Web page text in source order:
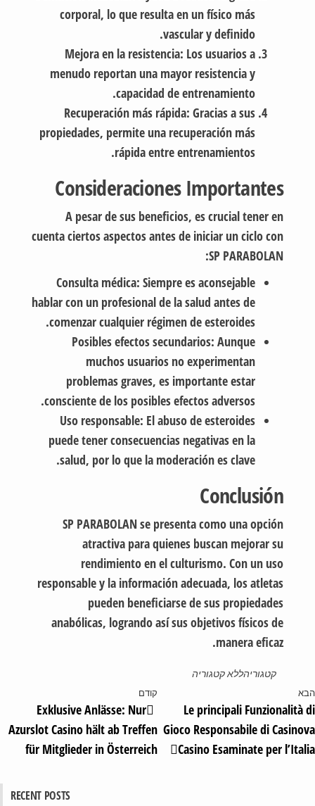
corporal, lo que resulta en un físico más
vascular y definido.
Mejora en la resistencia: Los usuarios a
menudo reportan una mayor resistencia y
capacidad de entrenamiento.
Recuperación más rápida: Gracias a sus
propiedades, permite una recuperación más
rápida entre entrenamientos.
Consideraciones Importantes
A pesar de sus beneficios, es crucial tener en
cuenta ciertos aspectos antes de iniciar un ciclo con
SP PARABOLAN:
Consulta médica: Siempre es aconsejable
hablar con un profesional de la salud antes de
comenzar cualquier régimen de esteroides.
Posibles efectos secundarios: Aunque
muchos usuarios no experimentan
problemas graves, es importante estar
consciente de los posibles efectos adversos.
Uso responsable: El abuso de esteroides
puede tener consecuencias negativas en la
salud, por lo que la moderación es clave.
Conclusión
SP PARABOLAN se presenta como una opción
atractiva para quienes buscan mejorar su
rendimiento en el culturismo. Con un uso
responsable y la información adecuada, los atletas
pueden beneficiarse de sus propiedades
anabólicas, logrando así sus objetivos físicos de
manera eficaz.
קטגוריהללא קטגוריה
קודם
Exklusive Anlässe: Nur
Azurslot Casino hält ab Treffen
für Mitglieder in Österreich
Le principali
Gioco Responsabile di
Casino Esaminate per
RECENT POSTS